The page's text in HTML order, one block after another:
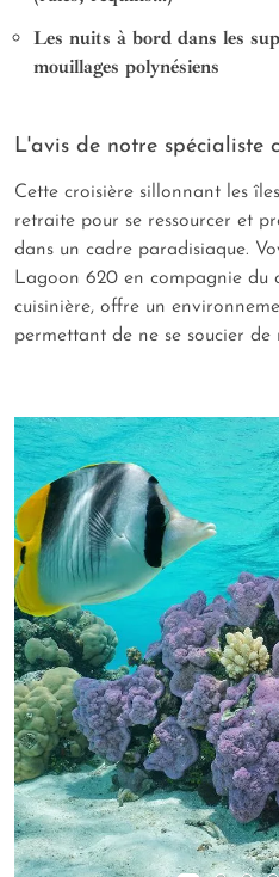
Les nuits à bord dans les
mouillages polynésiens
L'avis de notre spécialiste
Cette croisière sillonnant les
retraite pour se ressourcer et
dans un cadre paradisiaque.
Lagoon 620 en compagnie du
cuisinière, offre un
permettant de ne se soucier de